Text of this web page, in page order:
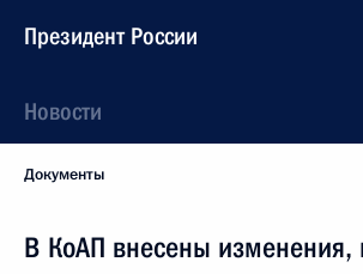
Президент России
Новости
Документы
В КоАП внесены изменения,